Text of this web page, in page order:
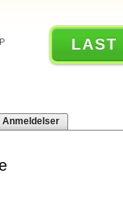
LAST
Anmeldelser